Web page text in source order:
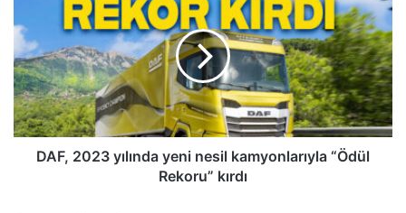
yeni
nesil
kamyonlarıyla
“Ödül
Rekoru”
kırdı
DAF, 2023 yılında yeni nesil kamyonlarıyla “Ödül
Rekoru” kırdı